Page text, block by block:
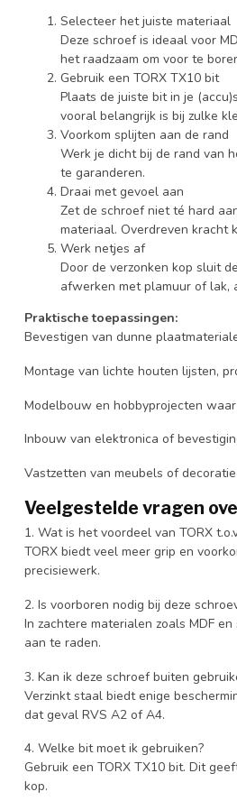
Selecteer het juiste materiaal
Deze schroef is ideaal voor
het raadzaam om voor te
Gebruik een TORX TX10 bit
Plaats de juiste bit in je
vooral belangrijk is bij zulke
Voorkom splijten aan de rand
Werk je dicht bij de rand van
te garanderen.
Draai met gevoel aan
Zet de schroef niet té hard
materiaal. Overdreven kracht
Werk netjes af
Door de verzonken kop sluit
afwerken met plamuur of lak,
Praktische toepassingen:
Bevestigen van dunne
Montage van lichte houten lijsten,
Modelbouw en hobbyprojecten
Inbouw van elektronica of
Vastzetten van meubels of
Veelgestelde vragen
1. Wat is het voordeel van TORX
TORX biedt veel meer grip en
precisiewerk.
2. Is voorboren nodig bij deze
In zachtere materialen zoals MDF
aan te raden.
3. Kan ik deze schroef buiten
Verzinkt staal biedt enige
dat geval RVS A2 of A4.
4. Welke bit moet ik gebruiken?
Gebruik een TORX TX10 bit. Dit
kop.